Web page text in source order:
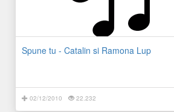
Spune tu - Catalin si Ramona Lup
02/12/2010 22.232